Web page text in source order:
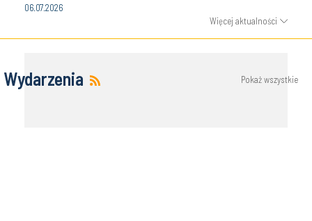
06.07.2026
Więcej aktualności
Wydarzenia Pokaż wszystkie